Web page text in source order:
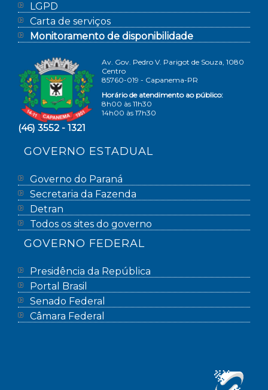
LGPD
Carta de serviços
Monitoramento de disponibilidade
Av. Gov. Pedro V. Parigot de Souza, 1080
Centro
85760-019 - Capanema-PR
Horário de atendimento ao público:
8h00 às 11h30
14h00 às 17h30
(46) 3552 - 1321
GOVERNO ESTADUAL
Governo do Paraná
Secretaria da Fazenda
Detran
Todos os sites do governo
GOVERNO FEDERAL
Presidência da República
Portal Brasil
Senado Federal
Câmara Federal